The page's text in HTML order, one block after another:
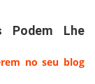
Podem Lhe
no seu blog